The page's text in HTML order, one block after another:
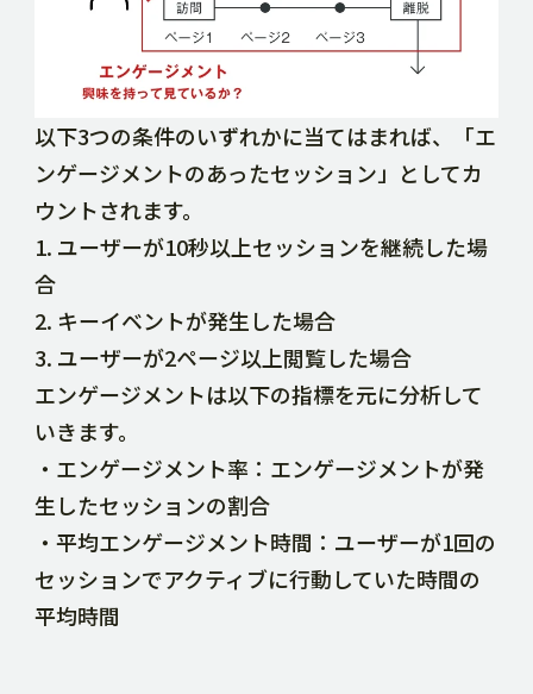
以下3つの条件のいずれかに当てはまれば、「エ
ンゲージメントのあったセッション」としてカ
ウントされます。
1. ユーザーが10秒以上セッションを継続した場
合
2. キーイベントが発生した場合
3. ユーザーが2ページ以上閲覧した場合
エンゲージメントは以下の指標を元に分析して
いきます。
・エンゲージメント率：エンゲージメントが発
生したセッションの割合
・平均エンゲージメント時間：ユーザーが1回の
セッションでアクティブに行動していた時間の
平均時間